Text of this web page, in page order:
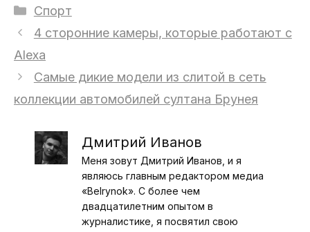
Рубрики
Спорт
4 сторонние камеры, которые работают с
Alexa
Самые дикие модели из слитой в сеть
коллекции автомобилей султана Брунея
Дмитрий Иванов
Меня зовут Дмитрий Иванов, и я
являюсь главным редактором медиа
«Belrynok». С более чем
двадцатилетним опытом в
журналистике, я посвятил свою